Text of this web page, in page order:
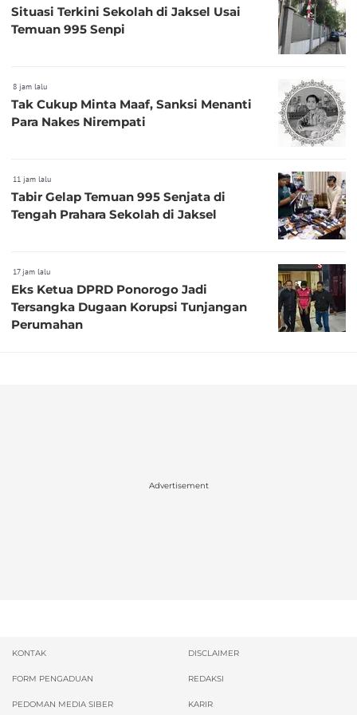
Situasi Terkini Sekolah di Jaksel Usai
Temuan 995 Senpi
8 jam lalu
Tak Cukup Minta Maaf, Sanksi Menanti
Para Nakes Nirempati
11 jam lalu
Tabir Gelap Temuan 995 Senjata di
Tengah Prahara Sekolah di Jaksel
17 jam lalu
Eks Ketua DPRD Ponorogo Jadi
Tersangka Dugaan Korupsi Tunjangan
Perumahan
Advertisement
KONTAK DISCLAIMER
FORM PENGADUAN REDAKSI
PEDOMAN MEDIA SIBER KARIR